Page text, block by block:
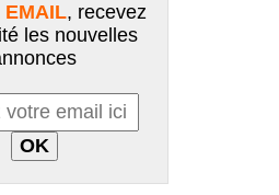
EMAIL, recevez
les nouvelles